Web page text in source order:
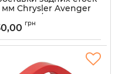
мм Chrysler Avenger
15-006/30)
1029-15-006/30
грн